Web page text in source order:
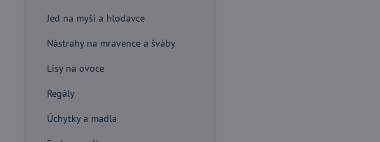
Jed na myši a hlodavce
Nástrahy na mravence a šváby
Lisy na ovoce
Regály
Úchytky a madla